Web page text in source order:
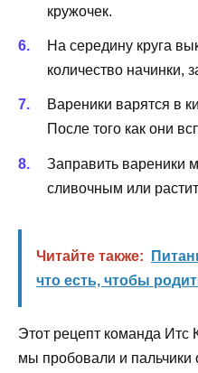
кружочек.
На середину круга
количество начинки,
Вареники варятся в
После того как они
Заправить вареники
сливочным или
Читайте также:
что есть, чтобы
Этот рецепт команда Итс
мы пробовали и пальчики